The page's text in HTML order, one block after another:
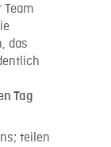
das
Tag
teilen